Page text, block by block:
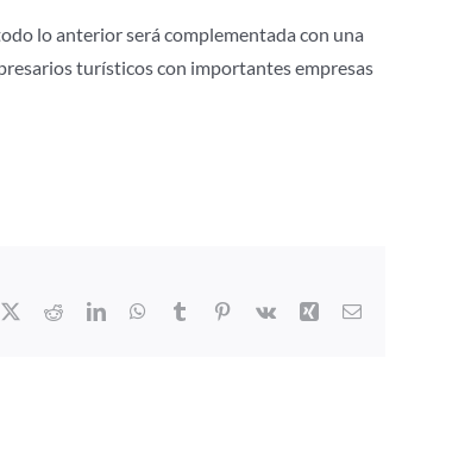
lo anterior será complementada con una
turísticos con importantes empresas
RedditLinkedInWhatsApp
Tumblr Pinterest
Vk Xing Correo